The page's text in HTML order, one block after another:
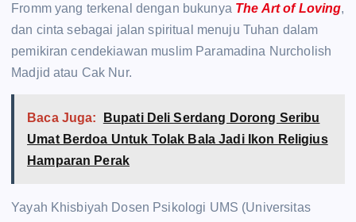
Fromm yang terkenal dengan bukunya The Art of Loving,
dan cinta sebagai jalan spiritual menuju Tuhan dalam
pemikiran cendekiawan muslim Paramadina Nurcholish
Madjid atau Cak Nur.
Baca Juga:
Bupati Deli Serdang Dorong Seribu
Umat Berdoa Untuk Tolak Bala Jadi Ikon Religius
Hamparan Perak
Yayah Khisbiyah Dosen Psikologi UMS (Universitas